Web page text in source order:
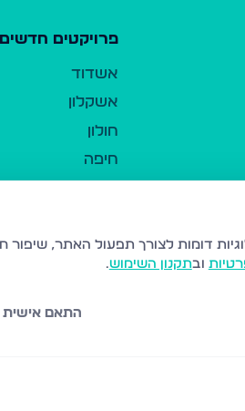
פרויקטים חדשים
אשדוד
אשקלון
חולון
חיפה
נהריה
עמנואל
ובתקנון השימוש.
התאם אישית